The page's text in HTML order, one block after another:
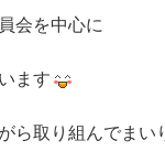
会を中心に
ます
ら取り組んでまい